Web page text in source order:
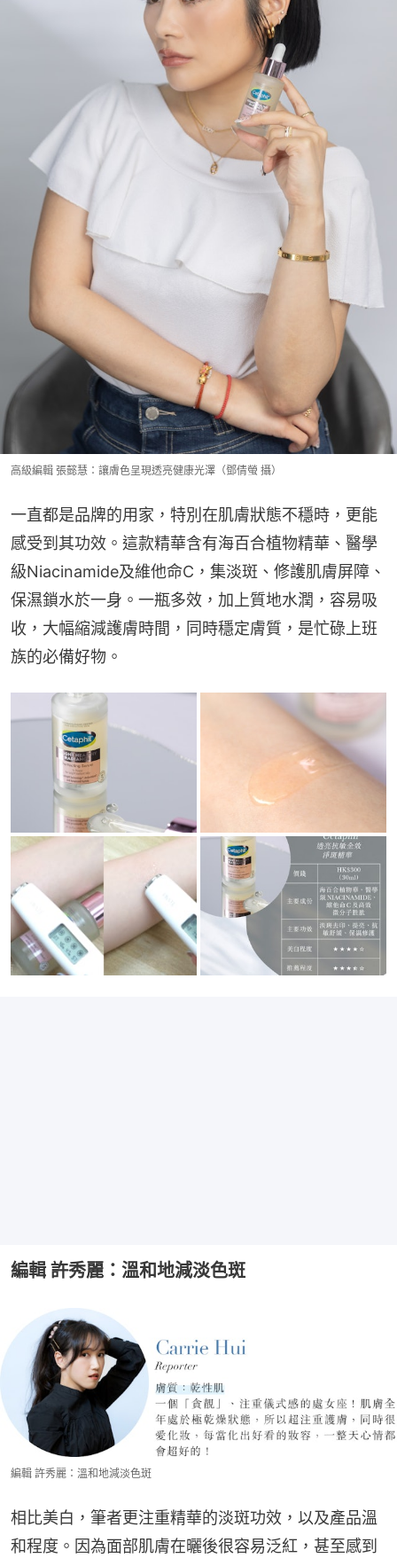
高級編輯 張懿慧：讓膚色呈現透亮健康光澤（鄧倩螢 攝）
一直都是品牌的用家，特別在肌膚狀態不穩時，更能
感受到其功效。這款精華含有海百合植物精華、醫學
級Niacinamide及維他命C，集淡斑、修護肌膚屏障、
保濕鎖水於一身。一瓶多效，加上質地水潤，容易吸
收，大幅縮減護膚時間，同時穩定膚質，是忙碌上班
族的必備好物。
編輯 許秀麗：溫和地減淡色斑
編輯 許秀麗：溫和地減淡色斑
相比美白，筆者更注重精華的淡斑功效，以及產品溫
和程度。因為面部肌膚在曬後很容易泛紅，甚至感到